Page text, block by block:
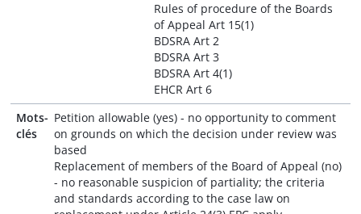
Rules of procedure of the Boards
of Appeal Art 15(1)
BDSRA Art 2
BDSRA Art 3
BDSRA Art 4(1)
EHCR Art 6
Mots-
clés
Petition allowable (yes) - no opportunity to comment
on grounds on which the decision under review was
based
Replacement of members of the Board of Appeal (no)
- no reasonable suspicion of partiality; the criteria
and standards according to the case law on